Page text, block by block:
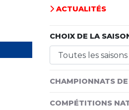
ACTUALITÉS
CHOIX DE LA
CHAMPIONNATS
COMPÉTITIONS